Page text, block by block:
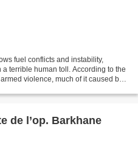
fuel conflicts and instability,
terrible human toll. According to the
violence, much of it caused by
de l’op. Barkhane